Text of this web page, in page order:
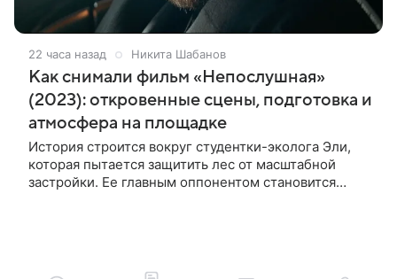
22 часа назад Никита Шабанов
Как снимали фильм «Непослушная»
(2023): откровенные сцены, подготовка и
атмосфера на площадке
История строится вокруг студентки-эколога Эли,
которая пытается защитить лес от масштабной
застройки. Ее главным оппонентом становится